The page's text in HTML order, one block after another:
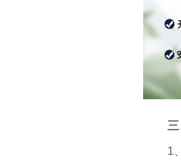
1、